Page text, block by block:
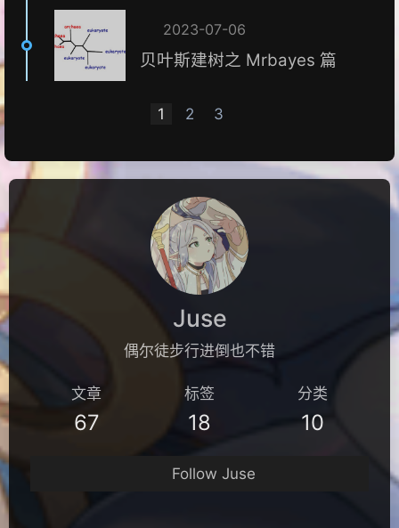
2023-07-06
贝叶斯建树之 Mrbayes 篇
1 2 3
Juse
偶尔徒步行进倒也不错
文章
67
标签
18
分类
10
Follow Juse